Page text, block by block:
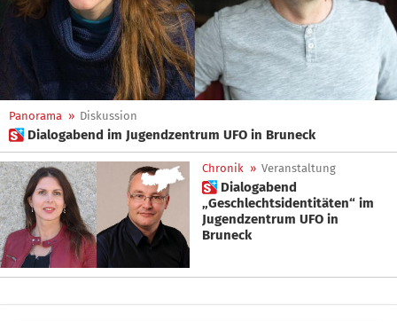
Panorama » Diskussion
 Dialogabend im Jugendzentrum UFO in Bruneck
Chronik » Veranstaltung
 Dialogabend
„Geschlechtsidentitäten“ im
Jugendzentrum UFO in
Bruneck